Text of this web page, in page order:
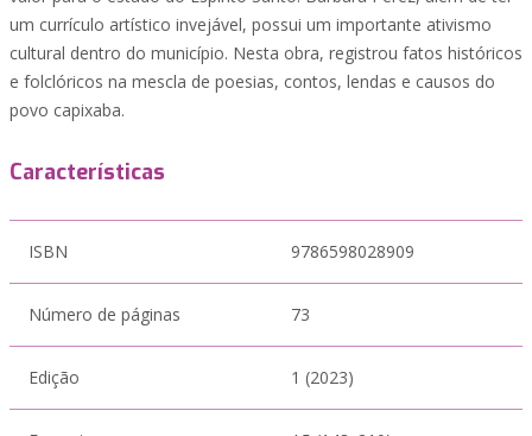
um currículo artístico invejável, possui um importante ativismo
cultural dentro do município. Nesta obra, registrou fatos históricos
e folclóricos na mescla de poesias, contos, lendas e causos do
povo capixaba.
Características
ISBN 9786598028909
Número de páginas 73
Edição 1 (2023)